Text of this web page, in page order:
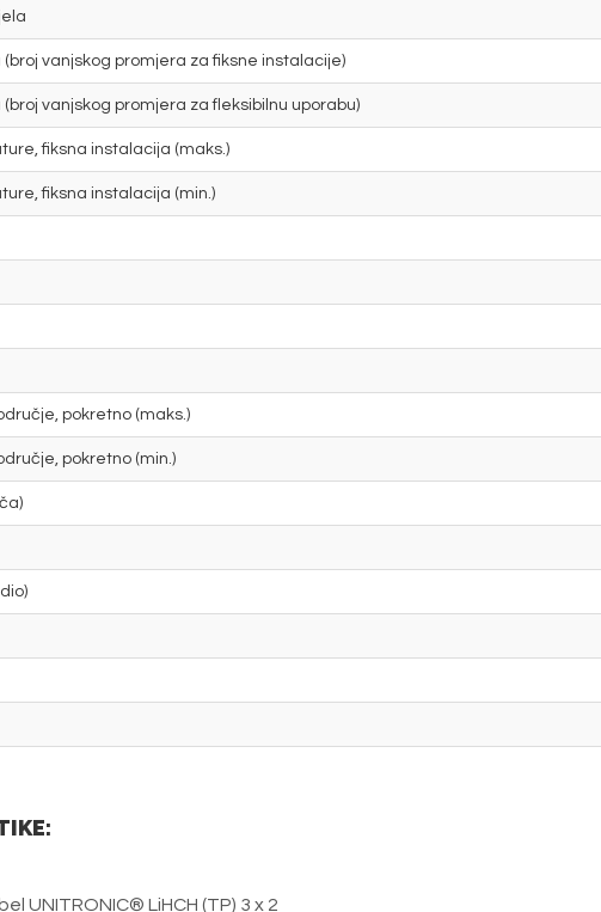
(broj vanjskog promjera za fiksne instalacije)
vanjskog promjera za fleksibilnu uporabu)
fiksna instalacija (maks.)
fiksna instalacija (min.)
pokretno (maks.)
pokretno (min.)
UNITRONIC® LiHCH (TP) 3 x 2